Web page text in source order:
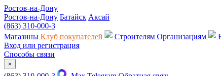
Ростов-на-Дону
Ростов-на-Дону Батайск Аксай
(863) 310-000-3
Магазины Клуб покупателей Строителям Организациям
Вход или регистрация
Способы связи
×